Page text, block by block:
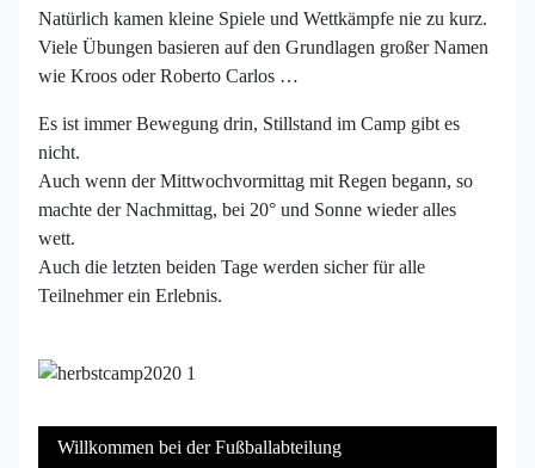
Natürlich kamen kleine Spiele und Wettkämpfe nie zu kurz.
Viele Übungen basieren auf den Grundlagen großer Namen
wie Kroos oder Roberto Carlos …
Es ist immer Bewegung drin, Stillstand im Camp gibt es
nicht.
Auch wenn der Mittwochvormittag mit Regen begann, so
machte der Nachmittag, bei 20° und Sonne wieder alles
wett.
Auch die letzten beiden Tage werden sicher für alle
Teilnehmer ein Erlebnis.
Willkommen bei der Fußballabteilung